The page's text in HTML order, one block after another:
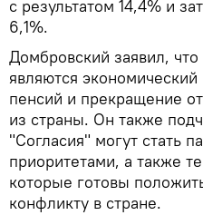
с результатом 14,4% и
6,1%.
Домбровский заявил,
являются
пенсий и прекращение
из страны. Он также
"Согласия" могут стать
приоритетами, а также
которые готовы
конфликту в стране.